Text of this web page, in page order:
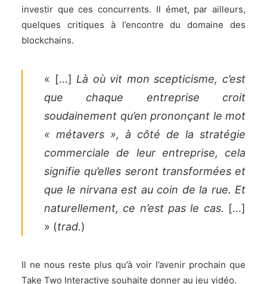
investir que ces concurrents. Il émet, par ailleurs,
quelques critiques à l’encontre du domaine des
blockchains.
« […] Là où vit mon scepticisme, c’est
que chaque entreprise croit
soudainement qu’en prononçant le mot
« métavers », à côté de la stratégie
commerciale de leur entreprise, cela
signifie qu’elles seront transformées et
que le nirvana est au coin de la rue. Et
naturellement, ce n’est pas le cas. […]
» (trad.)
Il ne nous reste plus qu’à voir l’avenir prochain que
Take Two Interactive souhaite donner au jeu vidéo.